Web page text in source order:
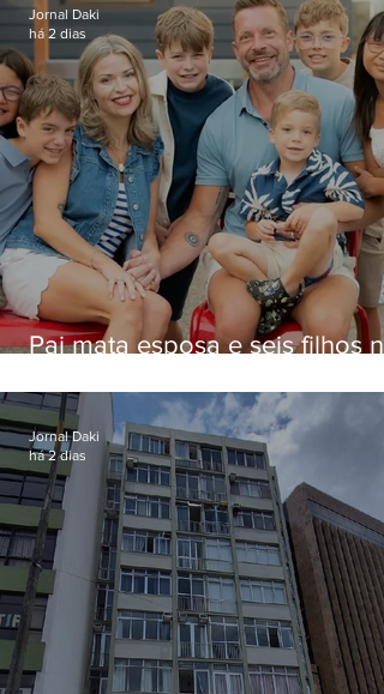
Pai mata esposa e seis filhos
Jornal Daki
há 2 dias
Jornal Daki
há 2 dias